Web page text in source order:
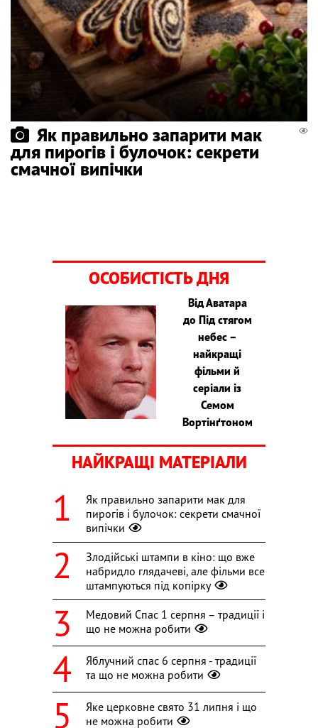
Як правильно запарити мак
для пирогів і булочок: секрети
смачної випічки
ОСОБИСТІСТЬ ДНЯ
Від Аватара
до Під стягом
небес –
найкращі
фільми й
серіали із
Семом
Вортінґтоном
НАЙКРАЩІ МАТЕРІАЛИ
Як правильно запарити мак для
пирогів і булочок: секрети смачної
випічки
Злодійські штампи в кіно: що вже
набридло глядачеві, але фільми все
штампуються під копірку
Медовий Спас 1 серпня – традиції і
що не можна робити
Яблучний спас 6 серпня - традиції
та що не можна робити
Яке церковне свято 31 липня і що
не можна робити